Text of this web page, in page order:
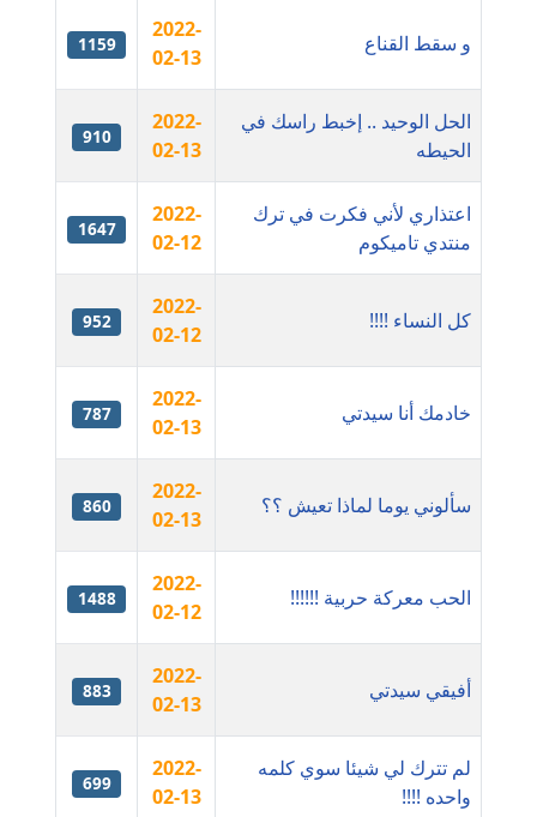
مدونة ايمان النادي
عاملة
عاملة
مدونة ايمان عبد الحليم
عاملة
مدونة ايمان عماد
مدونة ايمان قادري
مدونة ايمن موسي
مدونة إيناس عراقي
مدونة آيه ابو زهرة
مدونة آية الدرديري
و سقط القناع
2022-
02-13
1159
الحل الوحيد .. إخبط راسك في
الحيطه
2022-
02-13
910
اعتذاري لأني فكرت في ترك
منتدي تاميكوم
2022-
02-12
1647
كل النساء !!!!
2022-
02-12
952
خادمك أنا سيدتي
2022-
02-13
787
سألوني يوما لماذا تعيش ؟؟
2022-
02-13
860
الحب معركة حربية !!!!!!
2022-
02-12
1488
أفيقي سيدتي
2022-
02-13
883
لم تترك لي شيئا سوي كلمه
واحده !!!!
2022-
02-13
699